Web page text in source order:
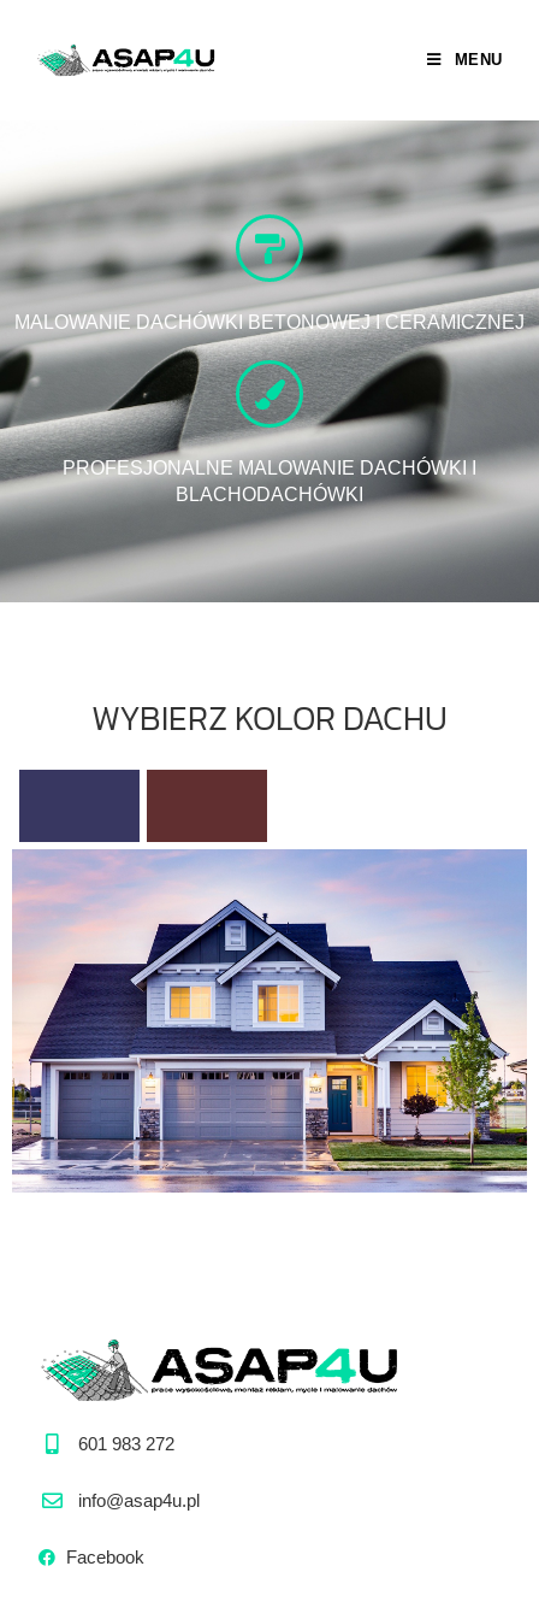
MENU
MALOWANIE DACHÓWKI BETONOWEJ I CERAMICZNEJ
PROFESJONALNE MALOWANIE DACHÓWKI I
BLACHODACHÓWKI
WYBIERZ KOLOR DACHU
601 983 272
info@asap4u.pl
Facebook